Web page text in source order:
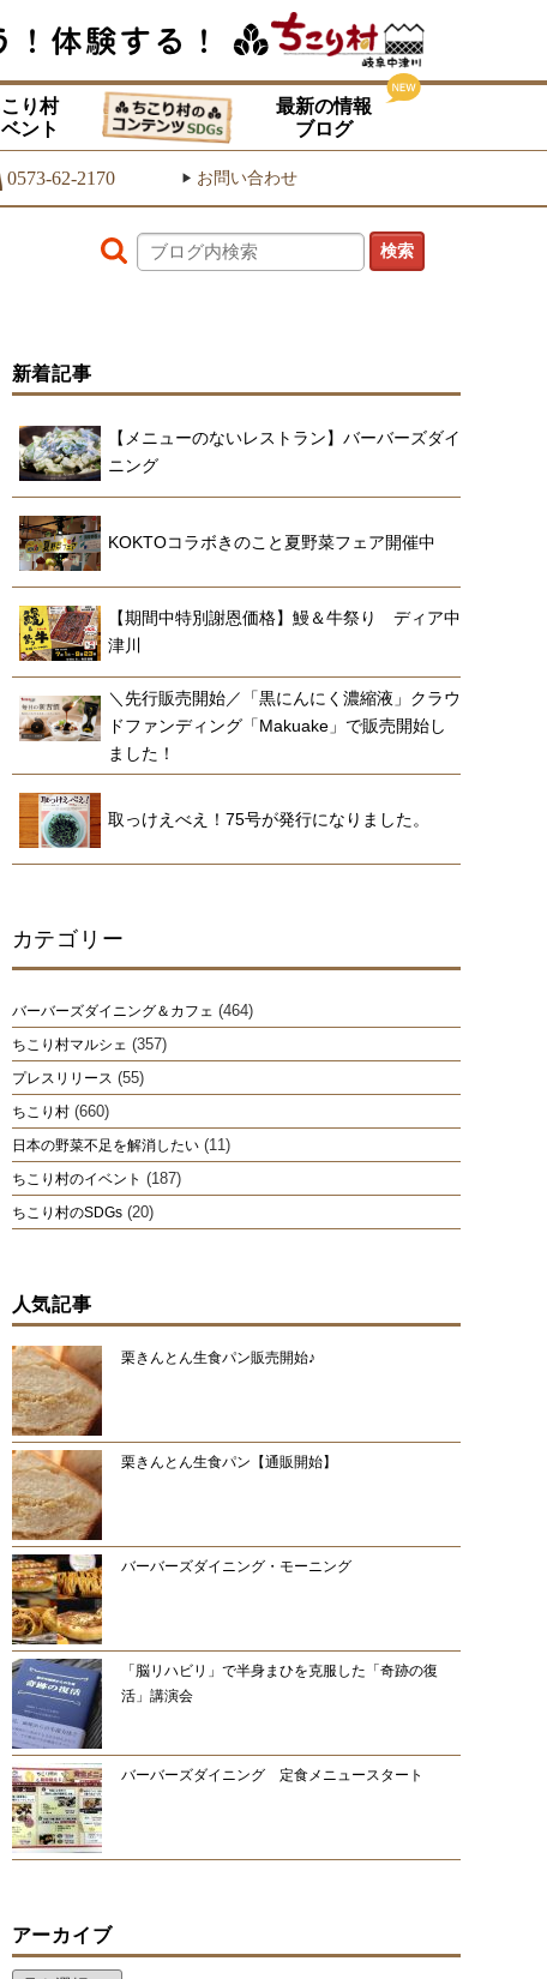
り村
ント
最新の情報
ブログ
0573-62-2170 ▶ お問い合わせ
新着記事
【メニューのないレストラン】バーバーズダイ
ニング
KOKTOコラボきのこと夏野菜フェア開催中
【期間中特別謝恩価格】鰻＆牛祭り ディア中
津川
＼先行販売開始／「黒にんにく濃縮液」クラウ
ドファンディング「Makuake」で販売開始し
ました！
取っけえべえ！75号が発行になりました。
カテゴリー
バーバーズダイニング＆カフェ (464)
ちこり村マルシェ (357)
プレスリリース (55)
ちこり村(660)
日本の野菜不足を解消したい(11)
ちこり村のイベント (187)
ちこり村のSDGs(20)
人気記事
栗きんとん生食パン販売開始♪
栗きんとん生食パン【通販開始】
バーバーズダイニング・モーニング
「脳リハビリ」で半身まひを克服した「奇跡の復
活」講演会
バーバーズダイニング 定食メニュースタート
アーカイブ